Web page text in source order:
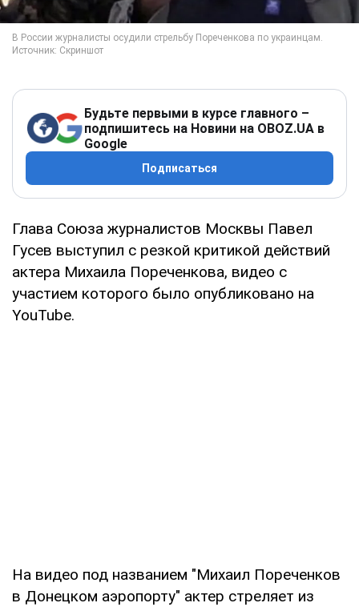
Будьте первыми в курсе главного –
подпишитесь на Новини на OBOZ.UA в
Google
Подписаться
Глава Союза журналистов Москвы Павел
Гусев выступил с резкой критикой действий
актера Михаила Пореченкова, видео с
участием которого было опубликовано на
YouTube.
На видео под названием "Михаил Пореченков
в Донецком аэропорту" актер стреляет из